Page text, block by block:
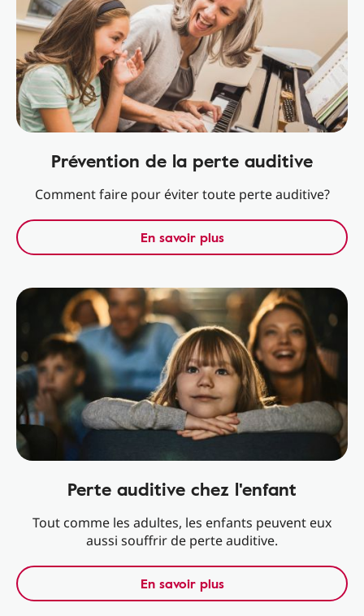
Prévention de la perte auditive
Comment faire pour éviter toute perte auditive?
En savoir plus
Perte auditive chez l'enfant
Tout comme les adultes, les enfants peuvent eux
aussi souffrir de perte auditive.
En savoir plus